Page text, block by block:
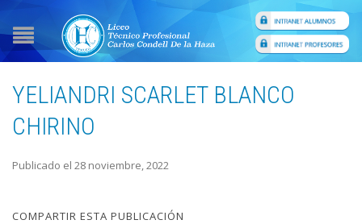
YELIANDRI SCARLET BLANCO
CHIRINO
Publicado el 28 noviembre, 2022
COMPARTIR ESTA PUBLICACIÓN